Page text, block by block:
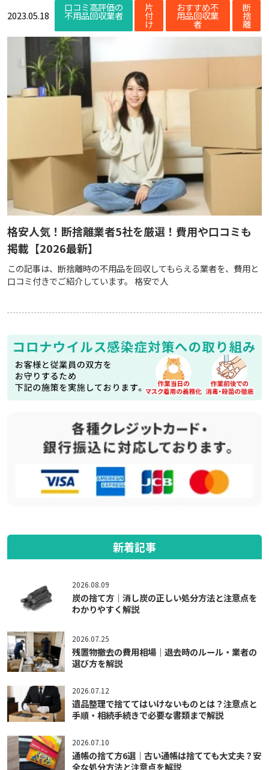
2023.05.18
口コミ高評価の
不用品回収業者
片
付
け
おすすめ不
用品回収業
者
断
捨
離
格安人気！断捨離業者5社を厳選！費用や口コミも
掲載【2026最新】
この記事は、断捨離時の不用品を回収してもらえる業者を、費用と
口コミ付きでご紹介しています。 格安で人
新着記事
2026.08.09
炭の捨て方｜消し炭の正しい処分方法と注意点を
わかりやすく解説
2026.07.25
残置物撤去の費用相場｜退去時のルール・業者の
選び方を解説
2026.07.12
遺品整理で捨ててはいけないものとは？注意点と
手順・相続手続きで必要な書類まで解説
2026.07.10
通帳の捨て方6選｜古い通帳は捨てても大丈夫？安
全な処分方法と注意点を解説